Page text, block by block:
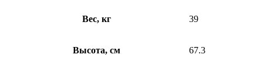
Вес, кг 39
Высота, см 67.3